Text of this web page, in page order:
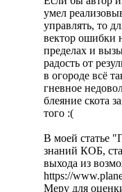
умел
управлять, то
вектор ошибки
пределах и
радость от
в огороде всё
гневное
блеяние скота
того :(
В моей статье
знаний КОБ,
выхода из
https://
Меру для